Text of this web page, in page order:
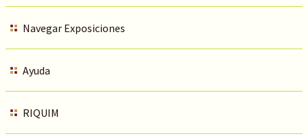
Navegar Exposiciones
Ayuda
RIQUIM